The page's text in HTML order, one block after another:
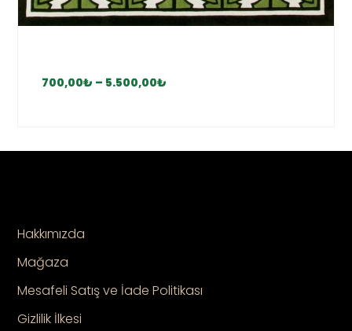
700,00₺ – 5.500,00₺
Hakkımızda
Mağaza
Mesafeli Satış ve İade Politikası
Gizlilik İlkesi